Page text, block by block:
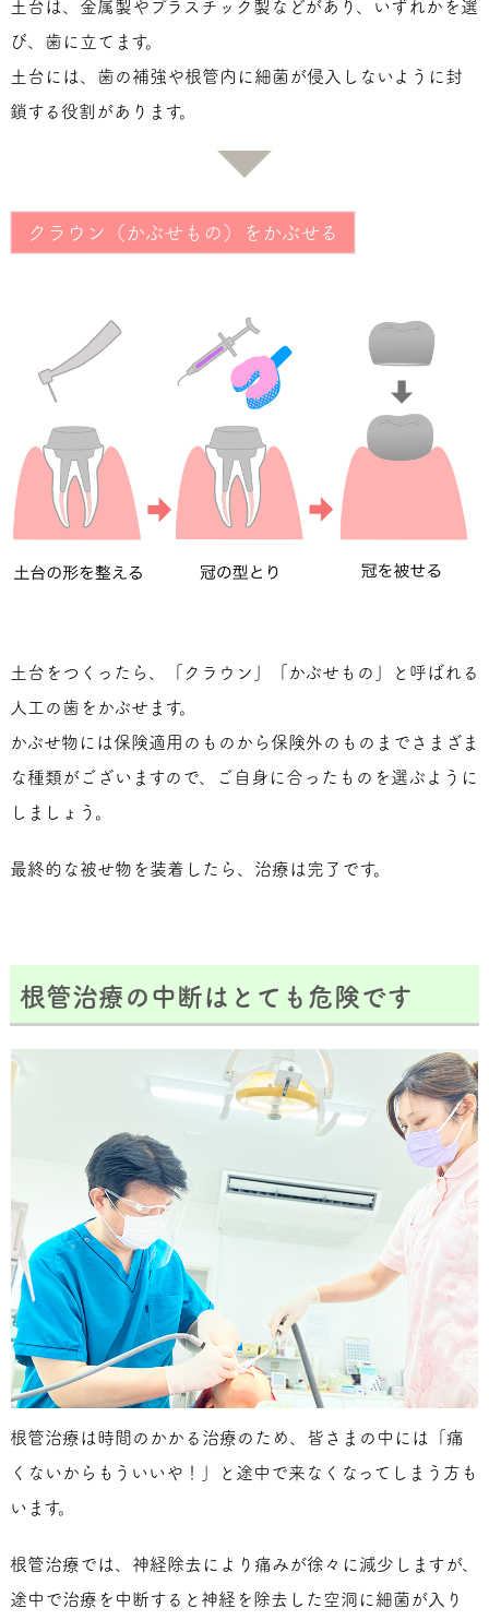
土台は、金属製やプラスチック製などがあり、いずれかを選
び、歯に立てます。
土台には、歯の補強や根管内に細菌が侵入しないように封
鎖する役割があります。
クラウン（かぶせもの）をかぶせる
土台をつくったら、「クラウン」「かぶせもの」と呼ばれる
人工の歯をかぶせます。
かぶせ物には保険適用のものから保険外のものまでさまざま
な種類がございますので、ご自身に合ったものを選ぶように
しましょう。
最終的な被せ物を装着したら、治療は完了です。
根管治療の中断はとても危険です
根管治療は時間のかかる治療のため、皆さまの中には「痛
くないからもういいや！」と途中で来なくなってしまう方も
います。
根管治療では、神経除去により痛みが徐々に減少しますが、
途中で治療を中断すると神経を除去した空洞に細菌が入り